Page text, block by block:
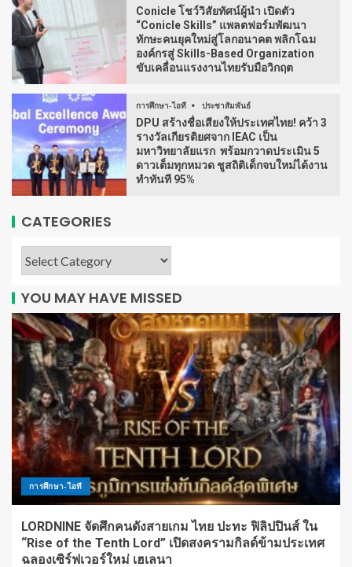
Conicle โชว์วิสัยทัศน์ผู้นำ เปิดตัว
“Conicle Skills” แพลตฟอร์มพัฒนา
ทักษะคนยุคใหม่สู่โลกอนาคต พลิกโฉม
องค์กรสู่ Skills-Based Organization
ขับเคลื่อนแรงงานไทยรับมือวิกฤต
การศึกษา-ไอที ประชาสัมพันธ์
DPU สร้างชื่อเสียงให้ประเทศไทย! คว้า 3
รางวัลเกียรติยศจาก IEAC เป็น
มหาวิทยาลัยแรก พร้อมกวาดประเมิน 5
ดาวเต็มทุกหมวด ชูสถิติเด็กจบใหม่ได้งาน
ทำทันที 95%
CATEGORIES
YOU MAY HAVE MISSED
การศึกษา-ไอที
LORDNINE จัดศึกคนดังสายเกม ไทย ปะทะ ฟิลิปปินส์ ใน
“Rise of the Tenth Lord” เปิดสงครามกิลด์ข้ามประเทศ
ฉลองเซิร์ฟเวอร์ใหม่ เฮเลนา